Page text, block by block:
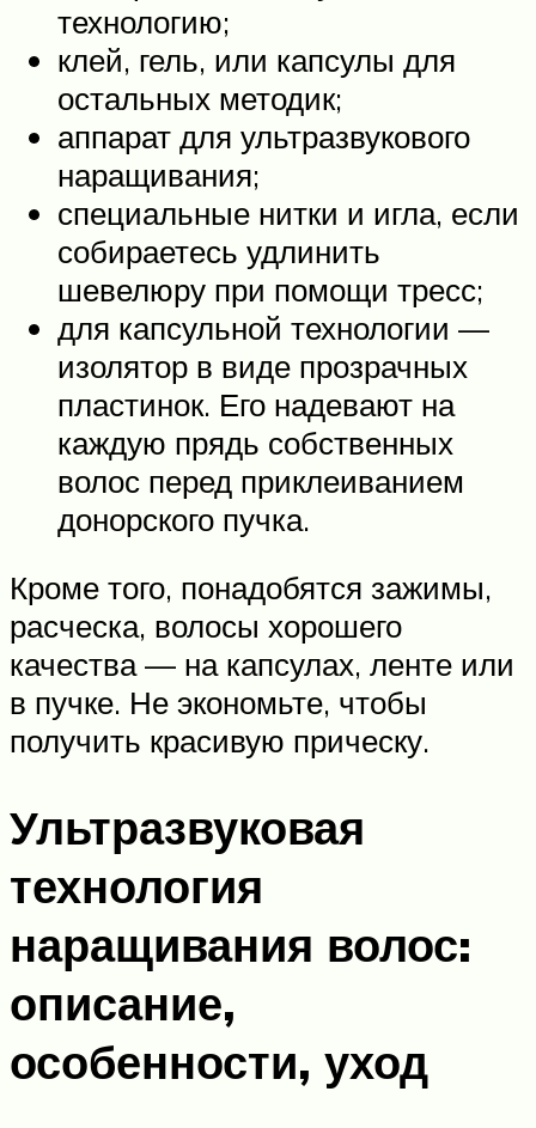
технологию;
клей, гель, или капсулы для
остальных методик;
аппарат для ультразвукового
наращивания;
специальные нитки и игла, если
собираетесь удлинить
шевелюру при помощи тресс;
для капсульной технологии —
изолятор в виде прозрачных
пластинок. Его надевают на
каждую прядь собственных
волос перед приклеиванием
донорского пучка.
Кроме того, понадобятся зажимы,
расческа, волосы хорошего
качества — на капсулах, ленте или
в пучке. Не экономьте, чтобы
получить красивую прическу.
Ультразвуковая
технология
наращивания волос:
описание,
особенности, уход